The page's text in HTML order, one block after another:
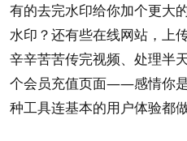
有的去完水印给你加个更大
水印？还有些在线网站，上
辛辛苦苦传完视频、处理半
个会员充值页面——感情你
种工具连基本的用户体验都